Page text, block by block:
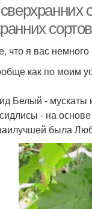
что я вас
как по моим
Белый -
- на
была